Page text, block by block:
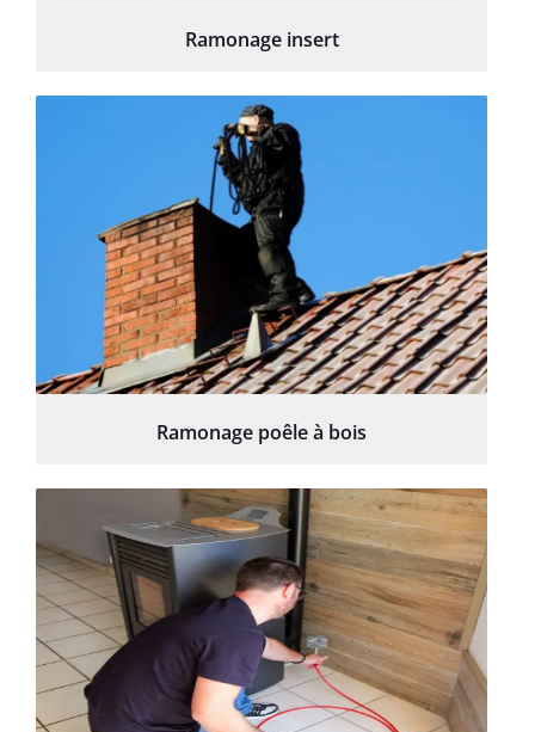
Ramonage insert
Ramonage poêle à bois